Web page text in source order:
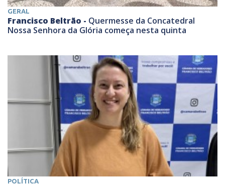
GERAL
Francisco Beltrão - Quermesse da Concatedral
Nossa Senhora da Glória começa nesta quinta
POLÍTICA